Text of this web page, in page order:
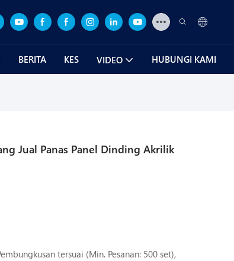
BERITA KES VIDEO HUBUNGI KAMI
Jual Panas Panel Dinding Akrilik
tersuai (Min. Pesanan: 500 set),